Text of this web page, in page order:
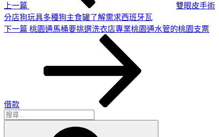
上一篇
雙眼皮手術
分店狗玩具多種狗主食罐了解需求西班牙瓦
下
下一篇 桃園通馬桶要挑選洗衣店專業桃園通水管的桃園支票
借款
搜